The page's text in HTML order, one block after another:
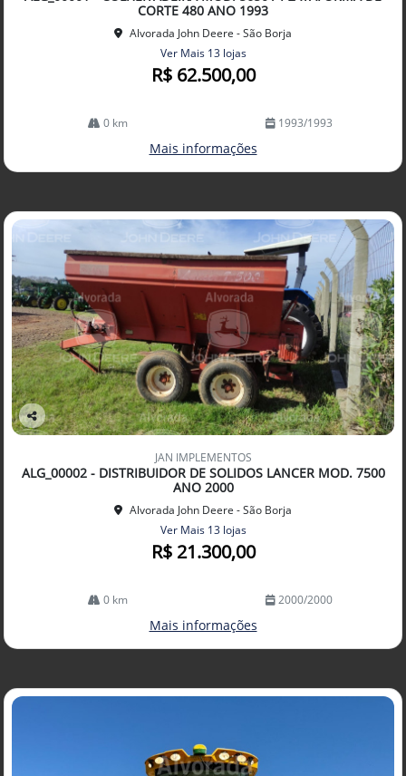
lhe
CORTE 480 ANO 1993
Alvorada John Deere - São Borja
Ver Mais 13 lojas
R$ 62.500,00
0 km 1993/1993
Mais informações
Co
arti
lhe
JAN IMPLEMENTOS
ALG_00002 - DISTRIBUIDOR DE SOLIDOS LANCER MOD. 7500
ANO 2000
Alvorada John Deere - São Borja
Ver Mais 13 lojas
R$ 21.300,00
0 km 2000/2000
Mais informações